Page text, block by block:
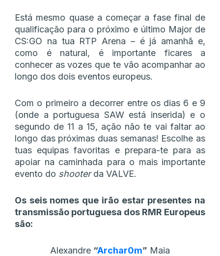
Está mesmo quase a começar a fase final de
qualificação para o próximo e último Major de
CS:GO na tua RTP Arena – é já amanhã e,
como é natural, é importante ficares a
conhecer as vozes que te vão acompanhar ao
longo dos dois eventos europeus.
Com o primeiro a decorrer entre os dias 6 e 9
(onde a portuguesa SAW está inserida) e o
segundo de 11 a 15, ação não te vai faltar ao
longo das próximas duas semanas! Escolhe as
tuas equipas favoritas e prepara-te para as
apoiar na caminhada para o mais importante
evento do shooterda VALVE.
Os seis nomes que irão estar presentes na
transmissão portuguesa dos RMR Europeus
são:
Alexandre “Archar0m” Maia